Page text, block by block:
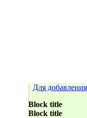
Для
Block title
Block title